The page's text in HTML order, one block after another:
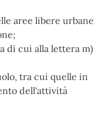
aree libere urbane
di cui alla lettera m)
tra cui quelle in
dell'attività